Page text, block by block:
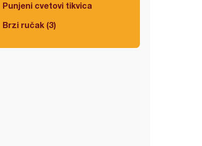
Punjeni cvetovi tikvica
Brzi ručak (3)